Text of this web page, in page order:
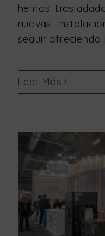
hemos
nuevas
seguir ofreciendo
Leer Más